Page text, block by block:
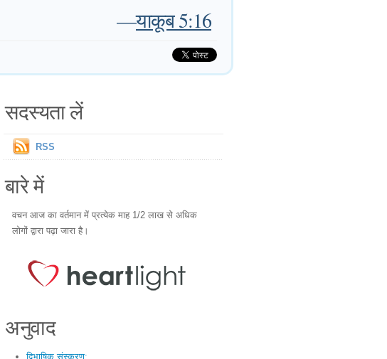
—याकूब 5:16
सदस्यता लें
RSS
बारे में
वचन आज का वर्तमान में प्रत्येक माह 1/2 लाख से अधिक
लोगों द्वारा पढ़ा जारा है।
अनुवाद
द्विभाषिक संस्करण: